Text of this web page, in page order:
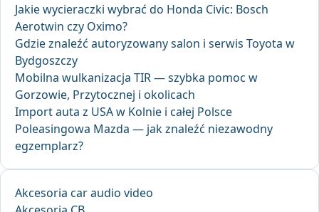
Jakie wycieraczki wybrać do Honda Civic: Bosch
Aerotwin czy Oximo?
Gdzie znaleźć autoryzowany salon i serwis Toyota w
Bydgoszczy
Mobilna wulkanizacja TIR — szybka pomoc w
Gorzowie, Przytocznej i okolicach
Import auta z USA w Kolnie i całej Polsce
Poleasingowa Mazda — jak znaleźć niezawodny
egzemplarz?
Akcesoria car audio video